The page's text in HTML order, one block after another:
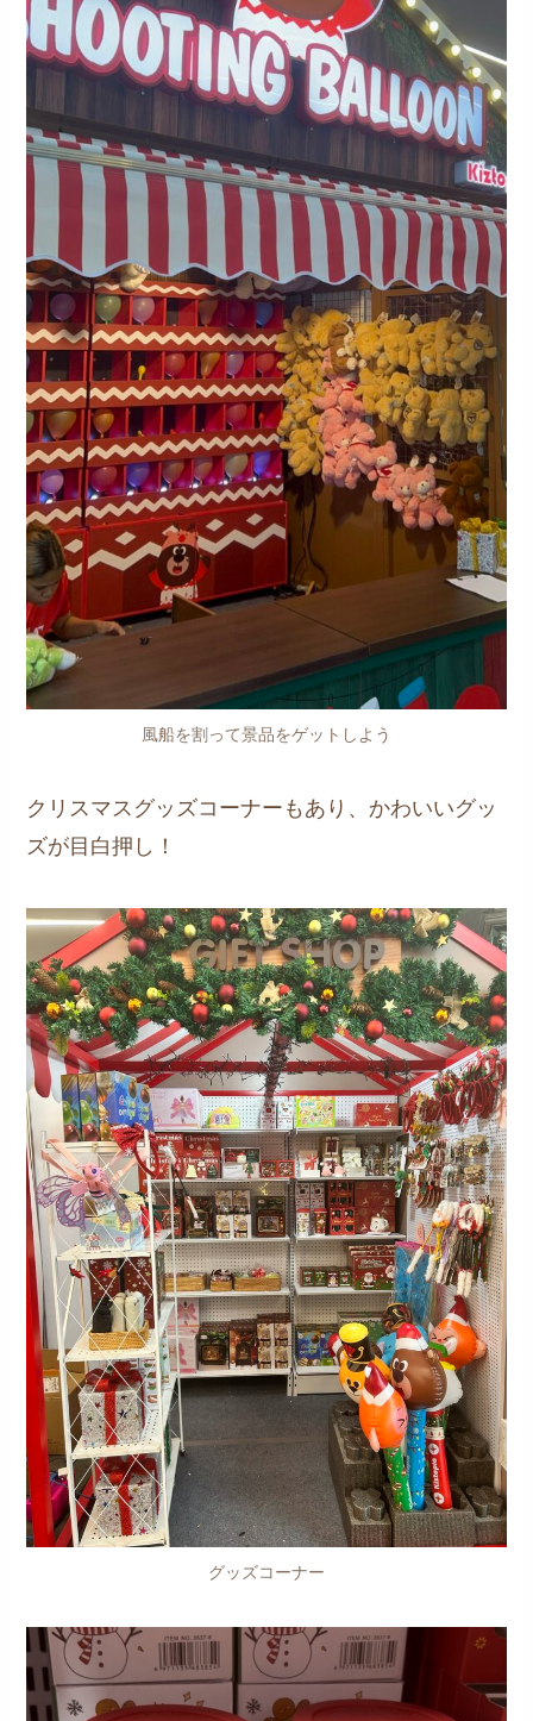
風船を割って景品をゲットしよう
クリスマスグッズコーナーもあり、かわいいグッ
ズが目白押し！
グッズコーナー